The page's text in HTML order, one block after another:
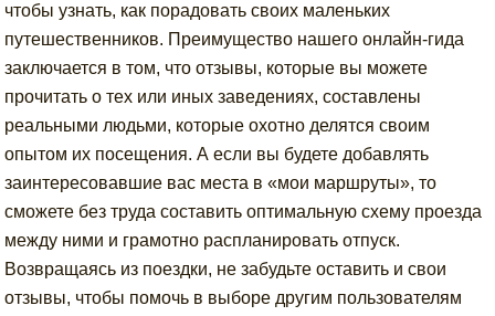
чтобы узнать, как порадовать своих маленьких
путешественников. Преимущество нашего онлайн-гида
заключается в том, что отзывы, которые вы можете
прочитать о тех или иных заведениях, составлены
реальными людьми, которые охотно делятся своим
опытом их посещения. А если вы будете добавлять
заинтересовавшие вас места в «мои маршруты», то
сможете без труда составить оптимальную схему проезда
между ними и грамотно распланировать отпуск.
Возвращаясь из поездки, не забудьте оставить и свои
отзывы, чтобы помочь в выборе другим пользователям